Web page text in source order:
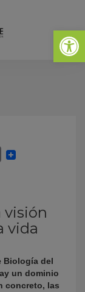
Abrir
visión
vida
Biología del
un dominio
concreto, las